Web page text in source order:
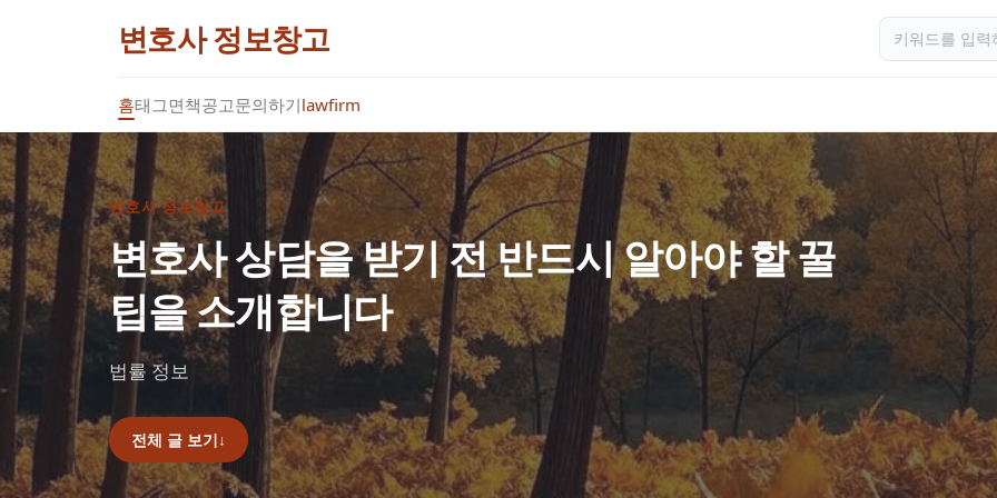
변호사 정보창고
홈태그면책공고문의하기lawfirm
변호사 정보창고
변호사 상담을 받기 전 반드시 알아야 할 꿀
팁을 소개합니다
법률 정보
전체 글 보기↓